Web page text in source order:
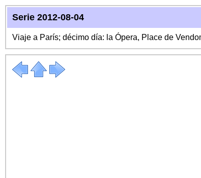
Serie 2012-08-04
Viaje a París; décimo día: la Ópera, Place de